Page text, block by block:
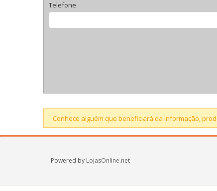
Telefone
Conhece alguém que beneficiará da informação,
Powered by LojasOnline.net